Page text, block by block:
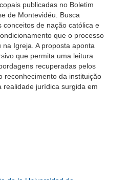
publicadas no Boletim
de Montevidéu. Busca
conceitos de nação católica e
que o processo
Igreja. A proposta aponta
que permita uma leitura
recuperadas pelos
reconhecimento da instituição
realidade jurídica surgida em